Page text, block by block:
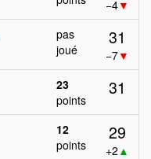
−4▼
pas
joué
31
−7▼
23
points
31
12
points
29
+2 ▲